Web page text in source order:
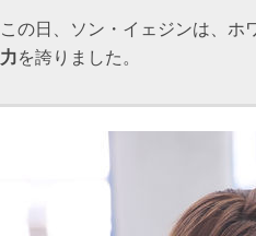
この日、ソン・イェジンは、ホ
力を誇りました。